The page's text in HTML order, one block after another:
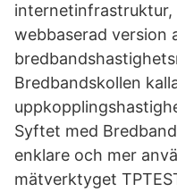
internetinfrastruktur,
webbaserad version
Bredbandskollen
Syftet med
enklare och mer
mätverktyget